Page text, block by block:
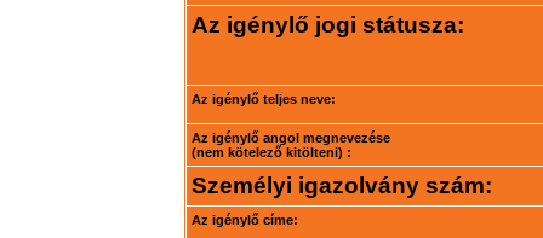
Az igénylő jogi státusza:
Az igénylő teljes neve:
Az igénylő angol megnevezése
(nem kötelező kitölteni) :
Személyi igazolvány szám:
Az igénylő címe: